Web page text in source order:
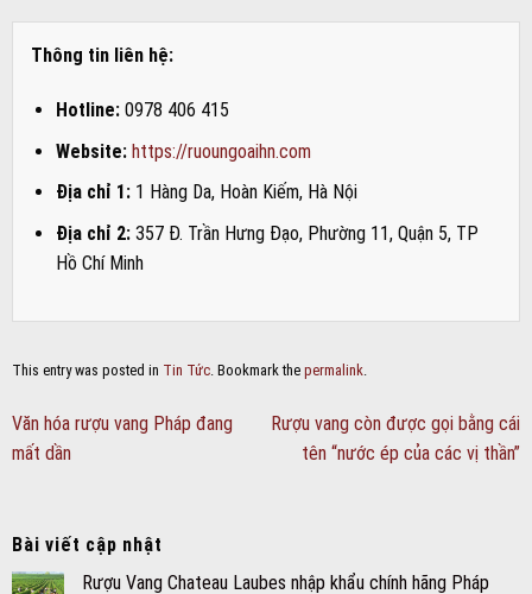
Thông tin liên hệ:
Hotline:0978 406 415
Website: https://ruoungoaihn.com
Địa chỉ 1:1 Hàng Da, Hoàn Kiếm, Hà Nội
Địa chỉ 2:357 Đ. Trần Hưng Đạo, Phường 11, Quận 5, TP
Hồ Chí Minh
This entry was posted in Tin Tức. Bookmark the permalink.
Văn hóa rượu vang Pháp đang
mất dần
Rượu vang còn được gọi bằng cái
tên “nước ép của các vị thần”
Bài viết cập nhật
Rượu Vang Chateau Laubes nhập khẩu chính hãng Pháp